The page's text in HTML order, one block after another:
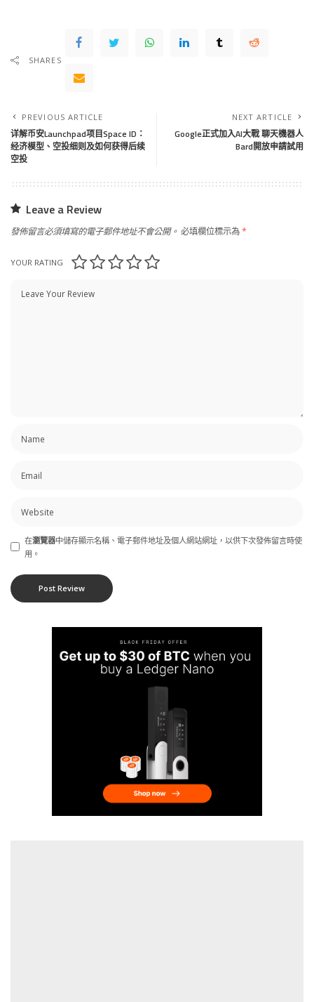
SHARES
PREVIOUS ARTICLE
详解币安Launchpad项目Space ID：
经济模型、空投细则及如何获得后续
空投
NEXT ARTICLE
Google正式加入AI大戰 聊天機器人
Bard開放申請試用
Leave a Review
發佈留言必須填寫的電子郵件地址不會公開。 必填欄位標示為*
YOUR RATING
在瀏覽器中儲存顯示名稱、電子郵件地址及個人網站網址，以供下次發佈留言時使
用。